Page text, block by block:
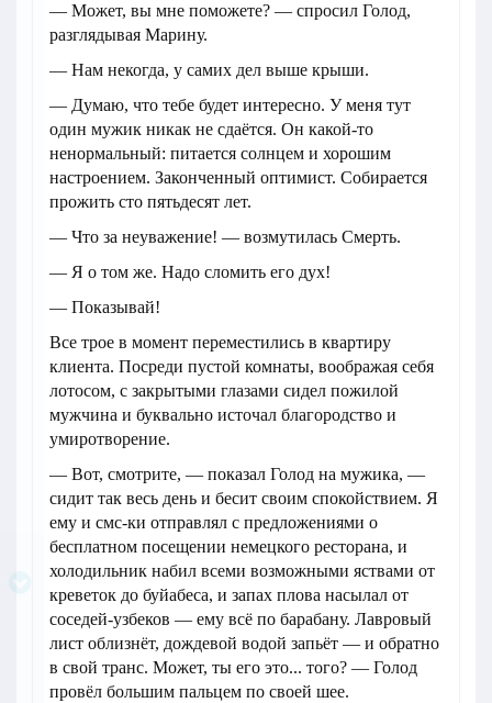
— Может, вы мне поможете? — спросил Голод,
разглядывая Марину.
— Нам некогда, у самих дел выше крыши.
— Думаю, что тебе будет интересно. У меня тут
один мужик никак не сдаётся. Он какой-то
ненормальный: питается солнцем и хорошим
настроением. Законченный оптимист. Собирается
прожить сто пятьдесят лет.
— Что за неуважение! — возмутилась Смерть.
— Я о том же. Надо сломить его дух!
— Показывай!
Все трое в момент переместились в квартиру
клиента. Посреди пустой комнаты, воображая себя
лотосом, с закрытыми глазами сидел пожилой
мужчина и буквально источал благородство и
умиротворение.
— Вот, смотрите, — показал Голод на мужика, —
сидит так весь день и бесит своим спокойствием. Я
ему и смс-ки отправлял с предложениями о
бесплатном посещении немецкого ресторана, и
холодильник набил всеми возможными яствами от
креветок до буйабеса, и запах плова насылал от
соседей-узбеков — ему всё по барабану. Лавровый
лист облизнёт, дождевой водой запьёт — и обратно
в свой транс. Может, ты его это... того? — Голод
провёл большим пальцем по своей шее.